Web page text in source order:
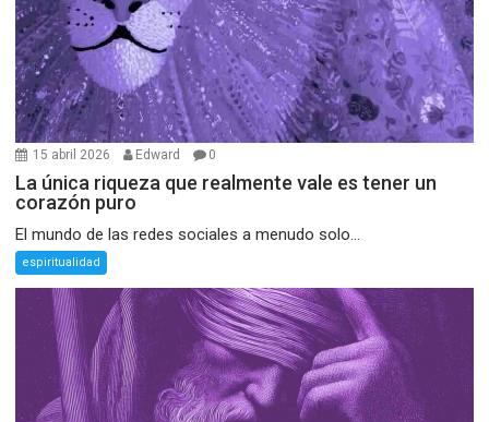
15 abril 2026 Edward 0
La única riqueza que realmente vale es tener un
corazón puro
El mundo de las redes sociales a menudo solo...
espiritualidad